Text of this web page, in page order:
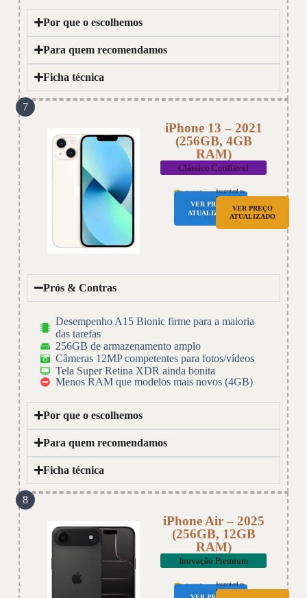
Por que o escolhemos
Para quem recomendamos
Ficha técnica
7
iPhone 13 – 2021
(256GB, 4GB
RAM)
Clássico Confiável
VER PREÇO
ATUALIZADO
VER PREÇO
ATUALIZADO
Prós & Contras
Desempenho A15 Bionic firme para a maioria
das tarefas
256GB de armazenamento amplo
Câmeras 12MP competentes para fotos/vídeos
Tela Super Retina XDR ainda bonita
Menos RAM que modelos mais novos (4GB)
Por que o escolhemos
Para quem recomendamos
Ficha técnica
8
iPhone Air – 2025
(256GB, 12GB
RAM)
Inovação Premium